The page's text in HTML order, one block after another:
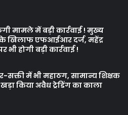
मामले में बड़ी कार्रवाई ! मुख्य
खिलाफ एफआईआर दर्ज, महेंद्र
होगी बड़ी कार्रवाई !
सक्ती में भी महाठग, सामान्य शिक्षक
किया अवैध ट्रेडिंग का काला